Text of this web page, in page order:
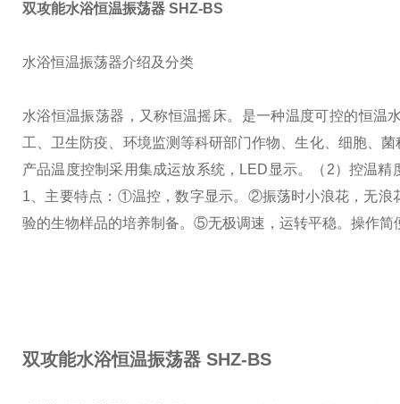
双攻能水浴恒温振荡器 SHZ-BS
水浴恒温振荡器介绍及分类
水浴恒温振荡器，又称恒温摇床。是一种温度可控的恒温
工、卫生防疫、环境监测等科研部门作物、生化、细胞、
产品温度控制采用集成运放系统，LED显示。
（2）控温
1、主要特点： ①温控，数字显示。 ②振荡时小浪花，无浪
验的生物样品的培养制备。 ⑤无极调速，运转平稳。操作简
双攻能水浴恒温振荡器 SHZ-BS